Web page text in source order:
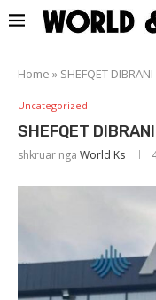
Home » SHEFQET
Uncategorized
SHEFQET
shkruar nga World Ks